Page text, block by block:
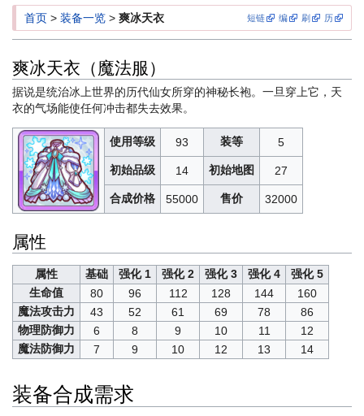
导
搜
短链 编 刷 历
首页 > 装备一览 > 爽冰天衣
爽冰天衣（魔法服）
据说是统治冰上世界的历代仙女所穿的神秘长袍。一旦穿上它，天
衣的气场能使任何冲击都失去效果。
使用等级 93 装等 5
初始品级 14 初始地图 27
合成价格 55000 售价 32000
属性
属性 基础 强化 1 强化 2 强化 3 强化 4
强化 5
生命值
80 96 112 128 144
160
魔法攻击力
43 52 61 69 78
86
物理防御力
6 8 9 10 11
12
魔法防御力
7 9 10 12 13 14
装备合成需求